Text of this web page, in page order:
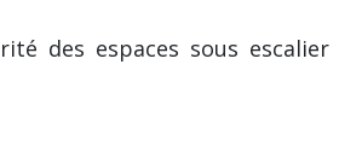
des espaces sous